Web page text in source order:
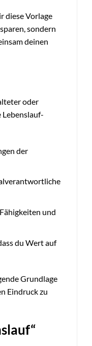
diese Vorlage
sondern
deinen
oder
Lebenslauf-
der
und
du Wert auf
Grundlage
Eindruck zu